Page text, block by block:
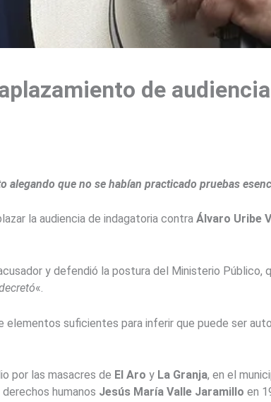
de
alegando que no se habían practicado pruebas
la audiencia de indagatoria contra Álvaro Uribe
y defendió la postura del Ministerio Público,
«.
elementos suficientes para inferir que puede ser
por las masacres de El Aro y La Granja, en el
humanos Jesús María Valle Jaramillo en